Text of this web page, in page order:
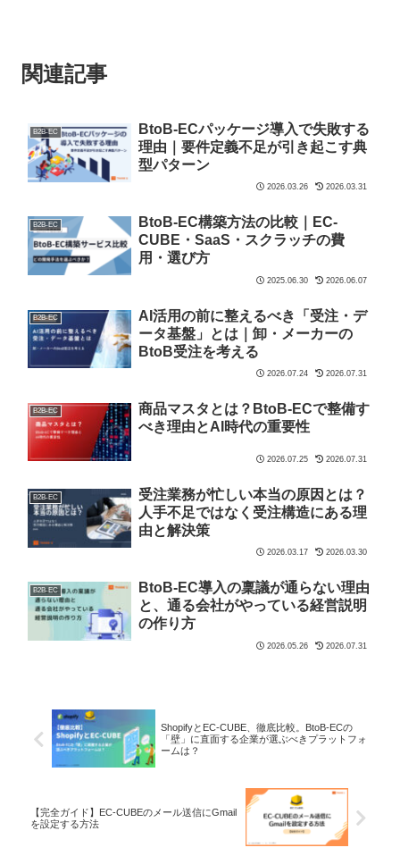
関連記事
B2B-EC
BtoB-ECパッケージ導入で失敗する
理由｜要件定義不足が引き起こす典
型パターン
2026.03.26 2026.03.31
B2B-EC
BtoB-EC構築方法の比較｜EC-
CUBE・SaaS・スクラッチの費
用・選び方
2025.06.30 2026.06.07
B2B-EC
AI活用の前に整えるべき「受注・デ
ータ基盤」とは｜卸・メーカーの
BtoB受注を考える
2026.07.24 2026.07.31
B2B-EC
商品マスタとは？BtoB-ECで整備す
べき理由とAI時代の重要性
2026.07.25 2026.07.31
B2B-EC
受注業務が忙しい本当の原因とは？
人手不足ではなく受注構造にある理
由と解決策
2026.03.17 2026.03.30
B2B-EC
BtoB-EC導入の稟議が通らない理由
と、通る会社がやっている経営説明
の作り方
2026.05.26 2026.07.31
ShopifyとEC-CUBE、徹底比較。BtoB-ECの
「壁」に直面する企業が選ぶべきプラットフォ
ームは？
【完全ガイド】EC-CUBEのメール送信にGmail
を設定する方法